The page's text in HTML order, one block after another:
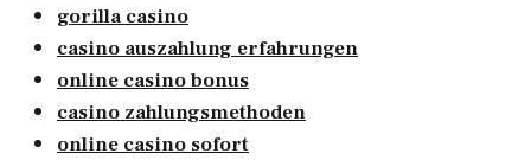
gorilla casino
casino auszahlung erfahrungen
online casino bonus
casino zahlungsmethoden
online casino sofort